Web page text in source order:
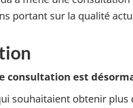
portant sur la qualité
consultation est
souhaitaient obtenir